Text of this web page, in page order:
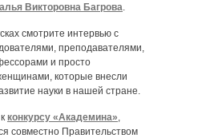
Викторовна Багрова.
смотрите интервью с
преподавателями,
и просто
которые внесли
науки в нашей стране.
конкурсу «Академина»,
совместно Правительством